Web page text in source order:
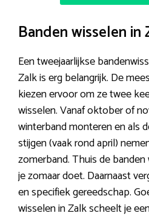
Banden wisselen in
Een tweejaarlijkse
Zalk is erg belangrijk. De
kiezen ervoor om ze twee
wisselen. Vanaf oktober of
winterband monteren en als
stijgen (vaak rond april)
zomerband. Thuis de
je zomaar doet. Daarnaast
en specifiek gereedschap.
wisselen in Zalk scheelt je